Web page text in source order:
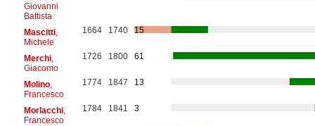
Giovanni
Battista
Mascitti,
Michele
1664 1740 15
Merchi,
Giacomo
1726 1800 61
Molino,
Francesco
1774 1847 13
Morlacchi,
Francesco
1784 1841 3